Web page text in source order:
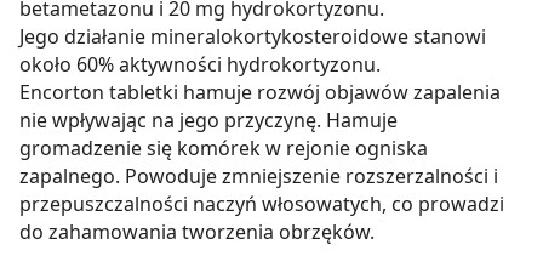
betametazonu i 20 mg hydrokortyzonu.
Jego działanie mineralokortykosteroidowe stanowi
około 60% aktywności hydrokortyzonu.
Encorton tabletki hamuje rozwój objawów zapalenia
nie wpływając na jego przyczynę. Hamuje
gromadzenie się komórek w rejonie ogniska
zapalnego. Powoduje zmniejszenie rozszerzalności i
przepuszczalności naczyń włosowatych, co prowadzi
do zahamowania tworzenia obrzęków.